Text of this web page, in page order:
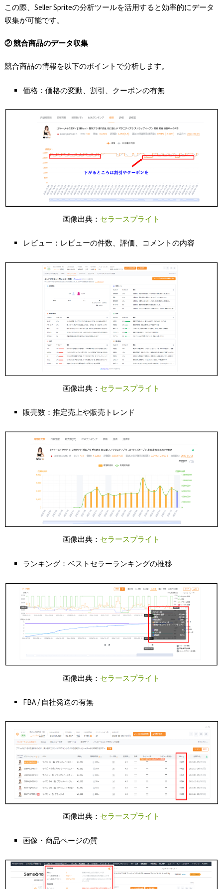
この際、Seller Spriteの分析ツールを活用すると効率的にデータ
収集が可能です。
②競合商品のデータ収集
競合商品の情報を以下のポイントで分析します。
価格：価格の変動、割引、クーポンの有無
画像出典： セラースプライト
レビュー：レビューの件数、評価、コメントの内容
画像出典： セラースプライト
販売数：推定売上や販売トレンド
画像出典： セラースプライト
ランキング：ベストセラーランキングの推移
画像出典： セラースプライト
FBA / 自社発送の有無
画像出典： セラースプライト
画像・商品ページの質